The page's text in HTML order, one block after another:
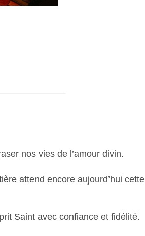
nos vies de l’amour divin.
attend encore aujourd’hui cette
Saint avec confiance et fidélité.